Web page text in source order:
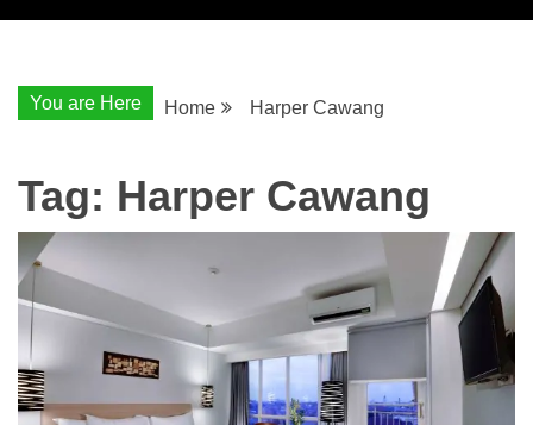
You are Here Home Harper Cawang
Tag: Harper Cawang